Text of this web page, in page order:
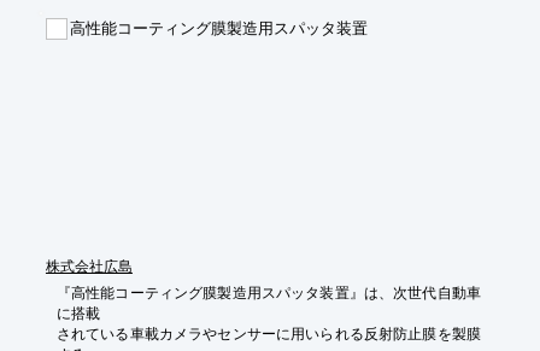
高性能コーティング膜製造用スパッタ装置
株式会社広島
『高性能コーティング膜製造用スパッタ装置』は、次世代自動車
に搭載
されている車載カメラやセンサーに用いられる反射防止膜を製膜